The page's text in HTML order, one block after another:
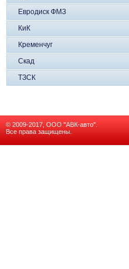
Евродиск ФМЗ
КиК
Кременчуг
Скад
ТЗСК
© 2009-2017, ООО "АВК-авто".
Все права защищены.